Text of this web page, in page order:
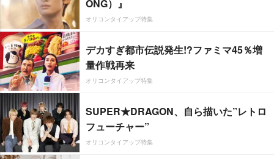
ONG）』
オリコンタイアップ特集
デカすぎ都市伝説発生!?ファミマ45％増
量作戦再来
オリコンタイアップ特集
SUPER★DRAGON、自ら描いた”レトロ
フューチャー”
オリコンタイアップ特集